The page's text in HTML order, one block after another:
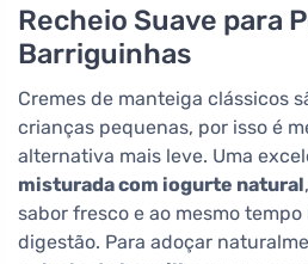
Recheio Suave para
Barriguinhas
Cremes de manteiga clássicos
crianças pequenas, por isso é
alternativa mais leve. Uma
misturada com iogurte natural
sabor fresco e ao mesmo
digestão. Para adoçar